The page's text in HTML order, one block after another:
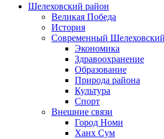
Шелеховский район
Великая Победа
История
Современный
Экономика
Здравоохранение
Образование
Природа района
Культура
Спорт
Внешние связи
Город Номи
Ханх Сум